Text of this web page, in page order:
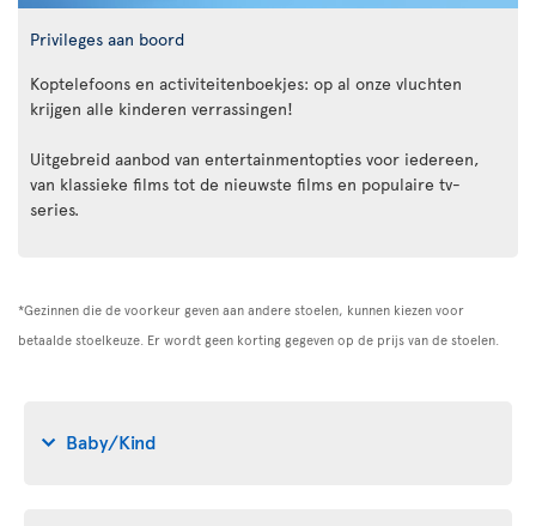
Privileges aan boord
Koptelefoons en activiteitenboekjes: op al onze vluchten
krijgen alle kinderen verrassingen!
Uitgebreid aanbod van entertainmentopties voor iedereen,
van klassieke films tot de nieuwste films en populaire tv-
series.
*Gezinnen die de voorkeur geven aan andere stoelen, kunnen kiezen voor
betaalde stoelkeuze. Er wordt geen korting gegeven op de prijs van de stoelen.
Baby/Kind